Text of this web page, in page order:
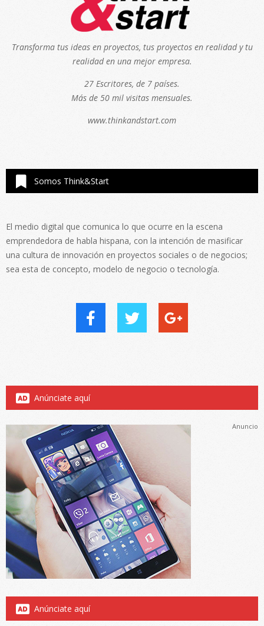
Transforma tus ideas en proyectos, tus proyectos en realidad y tu
realidad en una mejor empresa.
27 Escritores, de 7 países.
Más de 50 mil visitas mensuales.
www.thinkandstart.com
Somos Think&Start
El medio digital que comunica lo que ocurre en la escena
emprendedora de habla hispana, con la intención de masificar
una cultura de innovación en proyectos sociales o de negocios;
sea esta de concepto, modelo de negocio o tecnología.
Anúnciate aquí
Anuncio
Anúnciate aquí